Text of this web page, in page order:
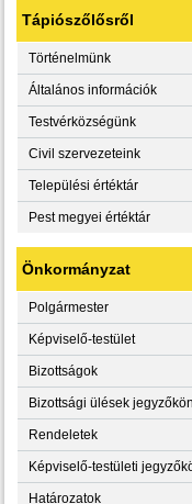
Tápiószőlősről
Történelmünk
Általános információk
Testvérközségünk
Civil szervezeteink
Települési értéktár
Pest megyei értéktár
Önkormányzat
Polgármester
Képviselő-testület
Bizottságok
Bizottsági ülések
Rendeletek
Képviselő-testületi
Határozatok